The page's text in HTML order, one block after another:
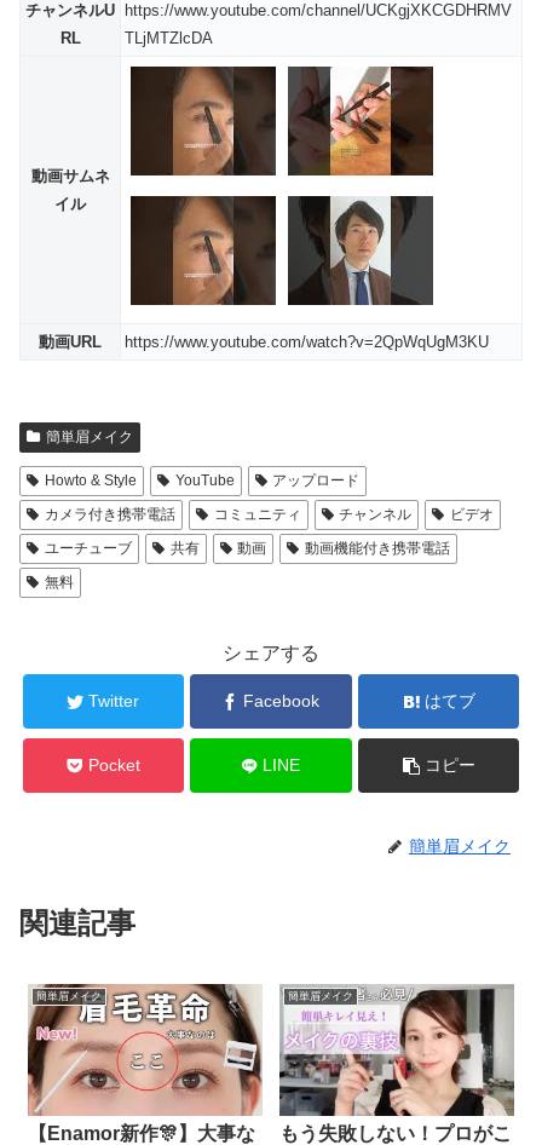
チャンネルU
RL
https://www.youtube.com/channel/UCKgjXKCGDHRMV
TLjMTZlcDA
動画サムネ
イル
動画URL https://www.youtube.com/watch?v=2QpWqUgM3KU
簡単眉メイク
Howto & Style YouTube
アップロード
カメラ付き携帯電話
コミュニティ チャンネル
ビデオ
ユーチューブ
共有 動画
動画機能付き携帯電話
無料
シェアする
Twitter Facebook はてブ
Pocket LINE コピー
簡単眉メイク
関連記事
簡単眉メイク
【Enamor新作🎊】大事な
簡単眉メイク
もう失敗しない！プロがこ